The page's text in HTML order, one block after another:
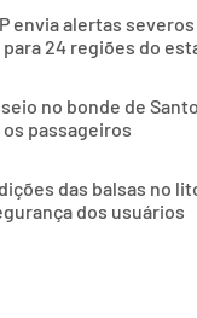
envia alertas
24 regiões do
no bonde de
passageiros
das balsas no
dos usuários